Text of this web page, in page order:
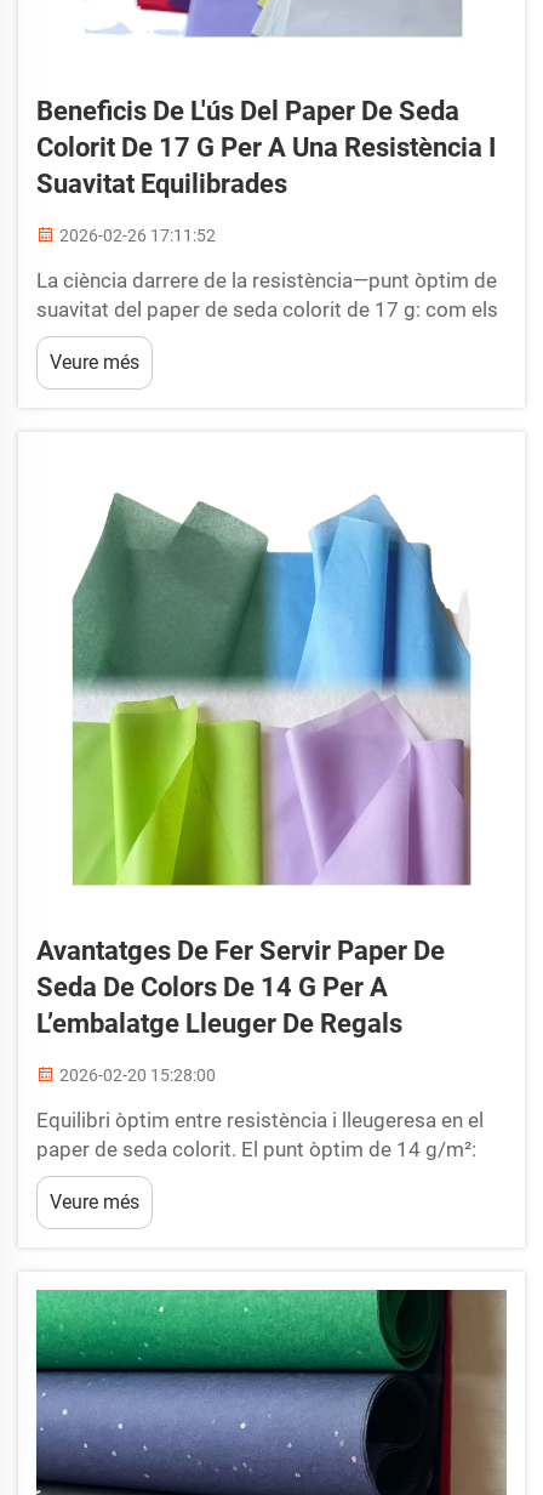
Beneficis De L'ús Del Paper De Seda
Colorit De 17 G Per A Una Resistència I
Suavitat Equilibrades
2026-02-26 17:11:52
La ciència darrere de la resistència—punt òptim de
suavitat del paper de seda colorit de 17 g: com els
17 g/m² aconsegueixen la integritat estructural
sense sacrificar la caiguda o la suavitat tàctil. El
paper de seda colorit d’uns 17 grams per metre
Veure més
Avantatges De Fer Servir Paper De
Seda De Colors De 14 G Per A
L’embalatge Lleuger De Regals
2026-02-20 15:28:00
Equilibri òptim entre resistència i lleugeresa en el
paper de seda colorit. El punt òptim de 14 g/m²:
resistència a la rasgada sense volum excessiu. El
paper de seda colorit de 14 grams per metre
quadrat (g/m²) troba just l’equilibri adequat entre
Veure més